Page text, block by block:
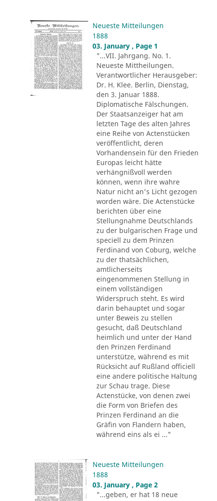
Neueste Mitteilungen
1888
03. January , Page 1
"...VII. Jahrgang. No. 1.
Neueste Mittheilungen.
Verantwortlicher Herausgeber:
Dr. H. Klee. Berlin, Dienstag,
den 3. Januar 1888.
Diplomatische Fälschungen.
Der Staatsanzeiger hat am
letzten Tage des alten Jahres
eine Reihe von Actenstücken
veröffentlicht, deren
Vorhandensein für den Frieden
Europas leicht hätte
verhängnißvoll werden
können, wenn ihre wahre
Natur nicht an's Licht gezogen
worden wäre. Die Actenstücke
berichten über eine
Stellungnahme Deutschlands
zu der bulgarischen Frage und
speciell zu dem Prinzen
Ferdinand von Coburg, welche
zu der thatsächlichen,
amtlicherseits
eingenommenen Stellung in
einem vollständigen
Widerspruch steht. Es wird
darin behauptet und sogar
unter Beweis zu stellen
gesucht, daß Deutschland
heimlich und unter der Hand
den Prinzen Ferdinand
unterstütze, während es mit
Rücksicht auf Rußland officiell
eine andere politische Haltung
zur Schau trage. Diese
Actenstücke, von denen zwei
die Form von Briefen des
Prinzen Ferdinand an die
Gräfin von Flandern haben,
während eins als ei ..."
Neueste Mitteilungen
1888
03. January , Page 2
"...geben, er hat 18 neue